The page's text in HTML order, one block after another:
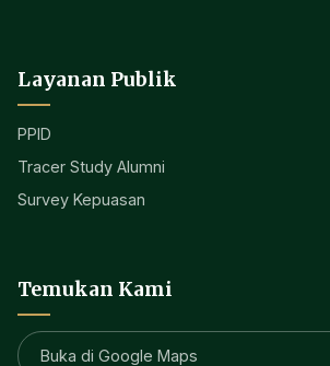
Layanan Publik
PPID
Tracer Study Alumni
Survey Kepuasan
Temukan Kami
Buka di Google Maps